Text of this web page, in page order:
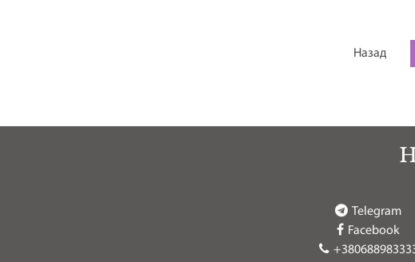
Назад
Telegram
Facebook